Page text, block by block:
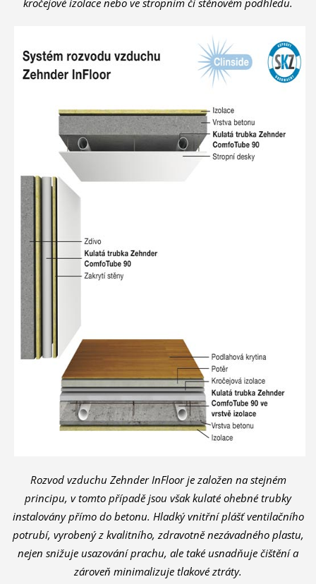
kročejové izolace nebo ve stropním či stěnovém podhledu.
Rozvod vzduchu Zehnder InFloor je založen na stejném
principu, v tomto případě jsou však kulaté ohebné trubky
instalovány přímo do betonu. Hladký vnitřní plášť ventilačního
potrubí, vyrobený z kvalitního, zdravotně nezávadného plastu,
nejen snižuje usazování prachu, ale také usnadňuje čištění a
zároveň minimalizuje tlakové ztráty.